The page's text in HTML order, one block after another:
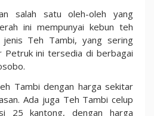
salah satu oleh-oleh yang
ini mempunyai kebun teh
jenis Teh Tambi, yang sering
Petruk ini tersedia di berbagai
Tambi dengan harga sekitar
Ada juga Teh Tambi celup
25 kantong, dengan harga